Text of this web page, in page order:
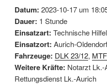
Datum: 2023-10-17 um
Dauer: 1 Stunde
Einsatzart: Technische
Einsatzort: Aurich-Oldendorf
Fahrzeuge: DLK 23/12,
Weitere Kräfte: Notarzt Lk.-
Rettungsdienst Lk.-Aurich